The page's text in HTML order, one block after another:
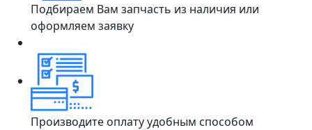
Подбираем Вам запчасть из наличия или
оформляем заявку
Производите оплату удобным способом